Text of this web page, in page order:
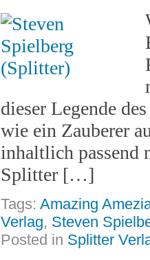
dieser Legende
wie ein Zauberer
inhaltlich passend
Splitter […]
Tags: Amazing
Verlag, Steven
Posted in Splitter